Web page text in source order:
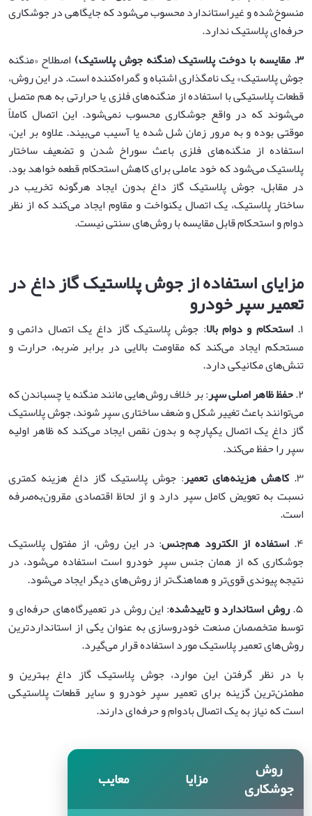
منسوخ‌شده و غیراستاندارد محسوب می‌شود که جایگاهی در جوشکاری
حرفه‌ای پلاستیک ندارد.
۳.مقایسه با دوخت پلاستیک (منگنه جوش پلاستیک) اصطلاح «منگنه
جوش پلاستیک» یک نامگذاری اشتباه و گمراه‌کننده است. در این روش،
قطعات پلاستیکی با استفاده از منگنه‌های فلزی یا حرارتی به هم متصل
می‌شوند که در واقع جوشکاری محسوب نمی‌شود. این اتصال کاملاً
موقتی بوده و به مرور زمان شل شده یا آسیب می‌بیند. علاوه بر این،
استفاده از منگنه‌های فلزی باعث سوراخ شدن و تضعیف ساختار
پلاستیک می‌شود که خود عاملی برای کاهش استحکام قطعه خواهد بود.
در مقابل، جوش پلاستیک گاز داغ بدون ایجاد هرگونه تخریب در
ساختار پلاستیک، یک اتصال یکنواخت و مقاوم ایجاد می‌کند که از نظر
دوام و استحکام قابل مقایسه با روش‌های سنتی نیست.
مزایای استفاده از جوش پلاستیک گاز داغ در
تعمیر سپر خودرو
۱. استحکام و دوام بالا: جوش پلاستیک گاز داغ یک اتصال دائمی و
مستحکم ایجاد می‌کند که مقاومت بالایی در برابر ضربه، حرارت و
تنش‌های مکانیکی دارد.
۲. حفظ ظاهر اصلی سپر: بر خلاف روش‌هایی مانند منگنه یا چسباندن که
می‌توانند باعث تغییر شکل و ضعف ساختاری سپر شوند، جوش پلاستیک
گاز داغ یک اتصال یکپارچه و بدون نقص ایجاد می‌کند که ظاهر اولیه
سپر را حفظ می‌کند.
۳. کاهش هزینه‌های تعمیر: جوش پلاستیک گاز داغ هزینه کمتری
نسبت به تعویض کامل سپر دارد و از لحاظ اقتصادی مقرون‌به‌صرفه
است.
۴. استفاده از الکترود هم‌جنس: در این روش، از مفتول پلاستیک
جوشکاری که از همان جنس سپر خودرو است استفاده می‌شود، در
نتیجه پیوندی قوی‌تر و هماهنگ‌تر از روش‌های دیگر ایجاد می‌شود.
۵. روش استاندارد و تاییدشده: این روش در تعمیرگاه‌های حرفه‌ای و
توسط متخصصان صنعت خودروسازی به عنوان یکی از استانداردترین
روش‌های تعمیر پلاستیک مورد استفاده قرار می‌گیرد.
با در نظر گرفتن این موارد، جوش پلاستیک گاز داغ بهترین و
مطمئن‌ترین گزینه برای تعمیر سپر خودرو و سایر قطعات پلاستیکی
است که نیاز به یک اتصال بادوام و حرفه‌ای دارند.
روش
جوشکاری مزایا معایب